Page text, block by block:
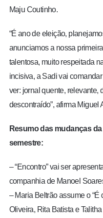
Maju Coutinho.
“É ano de eleição,
anunciamos a nossa
talentosa, muito respeitada
incisiva, a Sadi vai
ver: jornal quente, relevante,
descontraído”, afirma
Resumo das mudanças
semestre:
– “Encontro” vai ser
companhia de Manoel
– Maria Beltrão assume o
Oliveira, Rita Batista e